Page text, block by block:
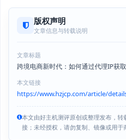
版权声明
文章信息与转载说明
文章标题
跨境电商新时代：如何通过代理IP获
本文链接
https://www.hzjcp.com/article/
本文由好主机测评原创或整理发布，
接；未经授权，请勿复制、镜像或用于